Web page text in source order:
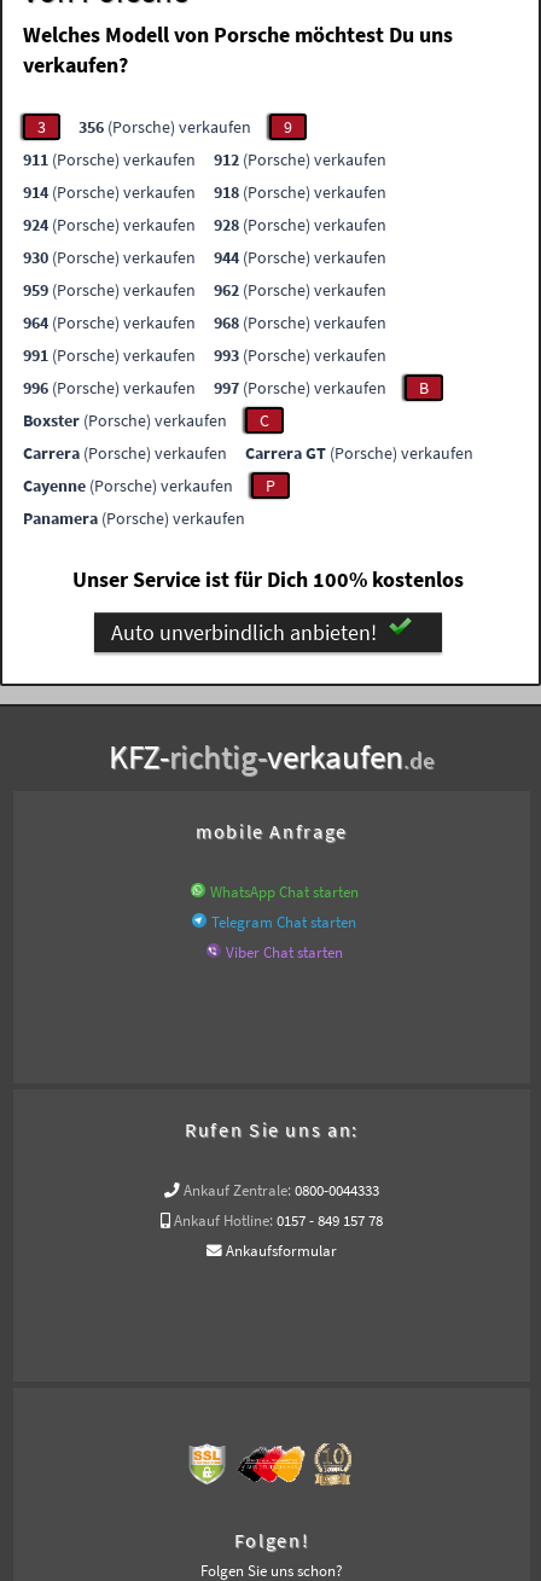
Welches Modell von Porsche möchtest Du uns
verkaufen?
3 356 (Porsche) verkaufen
9
911 (Porsche) verkaufen 912 (Porsche) verkaufen
914 (Porsche) verkaufen 918 (Porsche) verkaufen
924 (Porsche) verkaufen 928 (Porsche) verkaufen
930 (Porsche) verkaufen 944 (Porsche) verkaufen
959 (Porsche) verkaufen 962 (Porsche) verkaufen
964 (Porsche) verkaufen 968 (Porsche) verkaufen
991 (Porsche) verkaufen 993 (Porsche) verkaufen
996 (Porsche) verkaufen 997 (Porsche) verkaufen
B
Boxster (Porsche) verkaufen
C
Carrera (Porsche) verkaufen Carrera GT (Porsche) verkaufen
Cayenne (Porsche) verkaufen
P
Panamera (Porsche) verkaufen
Unser Service ist für Dich 100% kostenlos
Auto unverbindlich anbieten!
KFZ-richtig-verkaufen.de
mobile Anfrage
WhatsApp Chat starten
Telegram Chat starten
Viber Chat starten
Rufen Sie uns an:
Ankauf Zentrale: 0800-0044333
Ankauf Hotline: 0157 - 849 157 78
Ankaufsformular
Folgen!
Folgen Sie uns schon?